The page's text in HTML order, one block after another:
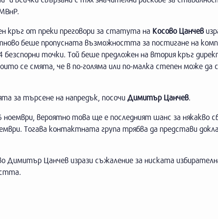
кръг от преки преговори за статута на Косово Цанчев
беше пропусната възможността за постигане на
точки. Той беше предложен на втория кръг
се смята, че в по-голяма или по-малка степен може да
за търсене на напредък, посочи Димитър Цанчев.
вероятно това ще е последният шанс за някакво
Тогава контактната група трябва да представи
Димитър Цанчев изрази съжаление за ниската